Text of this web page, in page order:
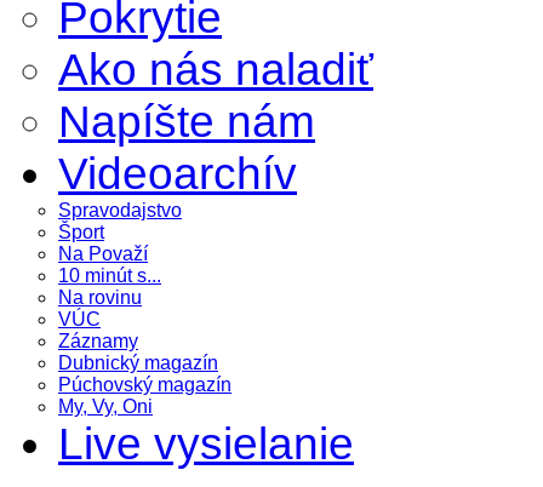
Pokrytie
Ako nás naladiť
Napíšte nám
Videoarchív
Spravodajstvo
Šport
Na Považí
10 minút s...
Na rovinu
VÚC
Záznamy
Dubnický magazín
Púchovský magazín
My, Vy, Oni
Live vysielanie